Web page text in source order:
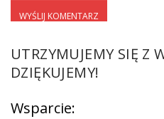
UTRZYMUJEMY SIĘ Z
DZIĘKUJEMY!
Wsparcie: